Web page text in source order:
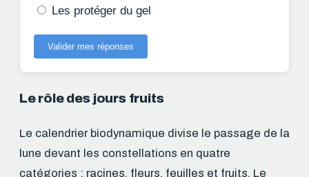
Les protéger du gel
Valider mes réponses
Le rôle des jours fruits
Le calendrier biodynamique divise le passage de la
lune devant les constellations en quatre
catégories : racines, fleurs, feuilles et fruits. Le